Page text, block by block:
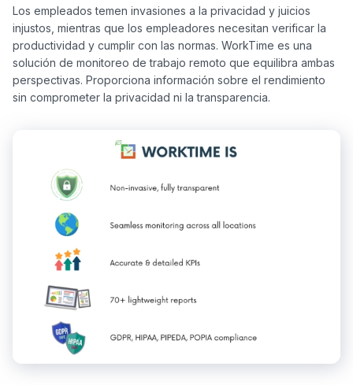
Los empleados temen invasiones a la privacidad y juicios
injustos, mientras que los empleadores necesitan verificar la
productividad y cumplir con las normas. WorkTime es una
solución de monitoreo de trabajo remoto que equilibra ambas
perspectivas. Proporciona información sobre el rendimiento